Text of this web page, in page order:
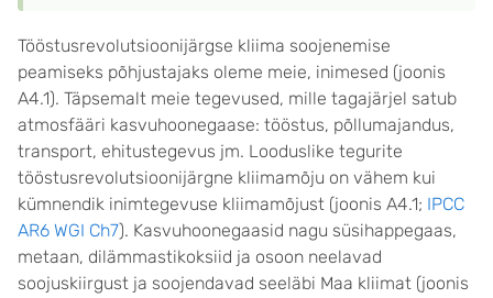
Tööstusrevolutsioonijärgse kliima soojenemise
peamiseks põhjustajaks oleme meie, inimesed (joonis
A4.1). Täpsemalt meie tegevused, mille tagajärjel satub
atmosfääri kasvuhoonegaase: tööstus, põllumajandus,
transport, ehitustegevus jm. Looduslike tegurite
tööstusrevolutsioonijärgne kliimamõju on vähem kui
kümnendik inimtegevuse kliimamõjust (joonis A4.1; IPCC
AR6 WGI Ch7). Kasvuhoonegaasid nagu süsihappegaas,
metaan, dilämmastikoksiid ja osoon neelavad
soojuskiirgust ja soojendavad seeläbi Maa kliimat (joonis